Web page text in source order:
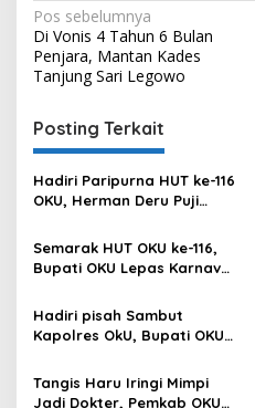
Navigasi
pos
Pos sebelumnya
Di Vonis 4 Tahun 6 Bulan
Penjara, Mantan Kades
Tanjung Sari Legowo
Posting Terkait
Hadiri Paripurna HUT ke-116
OKU, Herman Deru Puji
Sekundang
Semarak HUT OKU ke-116,
Bupati OKU Lepas Karnaval
Hadiri pisah Sambut
Kapolres OkU, Bupati OKU
Kolaborasi untuk Kemajuan
Daerah
Tangis Haru Iringi Mimpi
Jadi Dokter, Pemkab OKU